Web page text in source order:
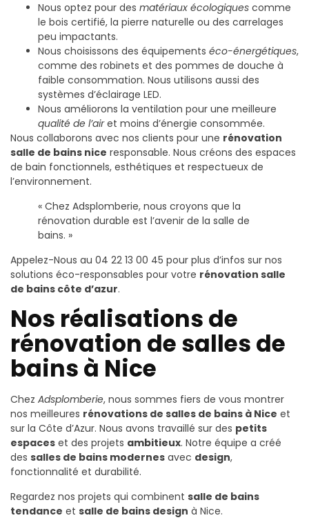
Nous optez pour des matériaux écologiques comme
le bois certifié, la pierre naturelle ou des carrelages
peu impactants.
Nous choisissons des équipements éco-énergétiques,
comme des robinets et des pommes de douche à
faible consommation. Nous utilisons aussi des
systèmes d’éclairage LED.
Nous améliorons la ventilation pour une meilleure
qualité de l’airet moins d’énergie consommée.
Nous collaborons avec nos clients pour une rénovation
salle de bains nice responsable. Nous créons des espaces
de bain fonctionnels, esthétiques et respectueux de
l’environnement.
« Chez Adsplomberie, nous croyons que la
rénovation durable est l’avenir de la salle de
bains. »
Appelez-Nous au 04 22 13 00 45 pour plus d’infos sur nos
solutions éco-responsables pour votre rénovation salle
de bains côte d’azur.
Nos réalisations de
rénovation de salles de
bains à Nice
Chez Adsplomberie, nous sommes fiers de vous montrer
nos meilleures rénovations de salles de bains à Nice et
sur la Côte d’Azur. Nous avons travaillé sur des petits
espaces et des projets ambitieux. Notre équipe a créé
des salles de bains modernes avec design,
fonctionnalité et durabilité.
Regardez nos projets qui combinent salle de bains
tendance et salle de bains design à Nice.